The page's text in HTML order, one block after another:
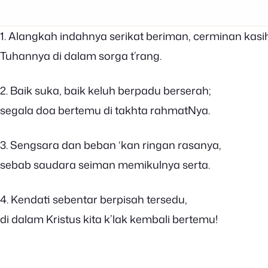
1. Alangkah indahnya serikat beriman, cerminan
Tuhannya di dalam sorga t’rang.
2. Baik suka, baik keluh berpadu berserah;
segala doa bertemu di takhta rahmatNya.
3. Sengsara dan beban ‘kan ringan rasanya,
sebab saudara seiman memikulnya serta.
4. Kendati sebentar berpisah tersedu,
di dalam Kristus kita k’lak kembali bertemu!